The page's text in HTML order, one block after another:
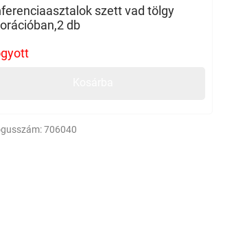
szett vad tölgy
db
706040